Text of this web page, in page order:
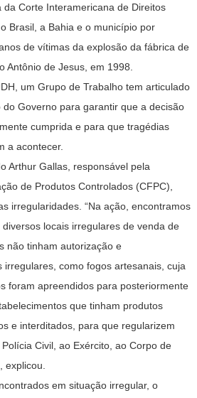
Corte Interamericana de Direitos
Brasil, a Bahia e o município por
de vítimas da explosão da fábrica de
Antônio de Jesus, em 1998.
um Grupo de Trabalho tem articulado
Governo para garantir que a decisão
cumprida e para que tragédias
a acontecer.
Arthur Gallas, responsável pela
de Produtos Controlados (CFPC),
irregularidades. “Na ação, encontramos
locais irregulares de venda de
não tinham autorização e
irregulares, como fogos artesanais, cuja
foram apreendidos para posteriormente
que tinham produtos
e interditados, para que regularizem
Civil, ao Exército, ao Corpo de
explicou.
em situação irregular, o